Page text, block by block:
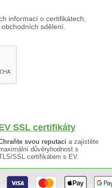
informací o certifikátech,
sdělení.
SSL certifikáty
svou reputaci a zajistěte
důvěryhodnost s
SSL certifikátem s EV.